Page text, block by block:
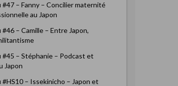
– Fanny – Concilier maternité
au Japon
– Camille – Entre Japon,
– Stéphanie – Podcast et
Japon
– Issekinicho – Japon et